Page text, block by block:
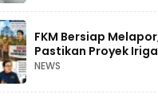
FKM Bersiap
Pastikan Proyek
NEWS